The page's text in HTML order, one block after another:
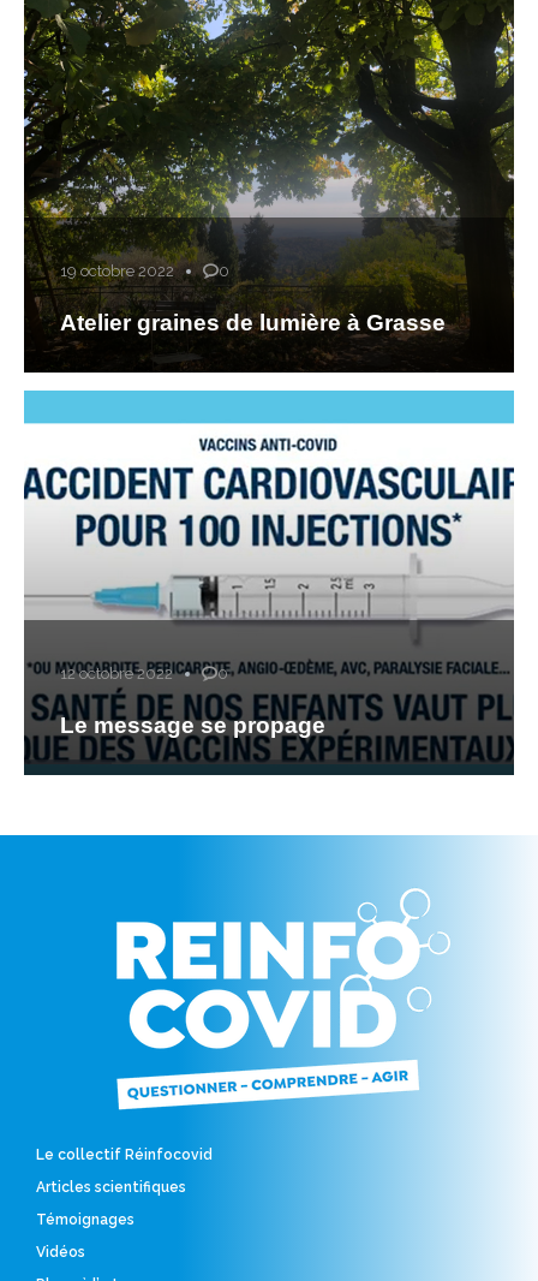
19 octobre 2022 0
Atelier graines de lumière à Grasse
12 octobre 2022 0
Le message se propage
Le collectif Réinfocovid
Articles scientifiques
Témoignages
Vidéos